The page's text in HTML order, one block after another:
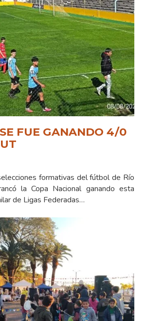
FUE GANANDO 4/0
formativas del fútbol de Río
la Copa Nacional ganando esta
de Ligas Federadas…